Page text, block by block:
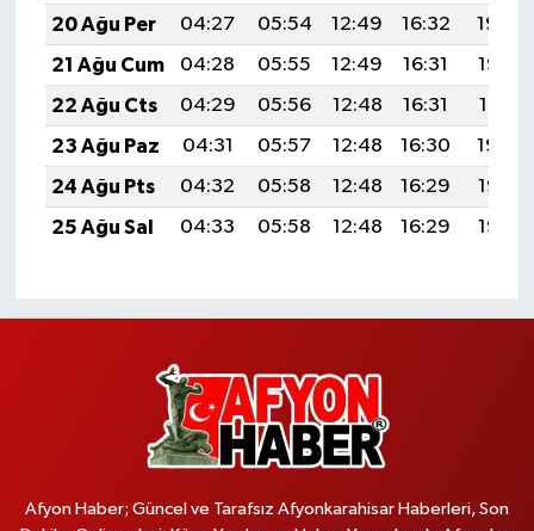
20 Ağu Per
04:27 05:54 12:49 16:32
19:34
21 Ağu Cum
04:28 05:55 12:49 16:31
19:32
22 Ağu Cts
04:29 05:56 12:48 16:31
19:31
23 Ağu Paz
04:31 05:57 12:48 16:30
19:30
24 Ağu Pts
04:32 05:58 12:48 16:29
19:28
25 Ağu Sal
04:33 05:58 12:48 16:29 19:27
Afyon Haber; Güncel ve Tarafsız Afyonkarahisar Haberleri, Son